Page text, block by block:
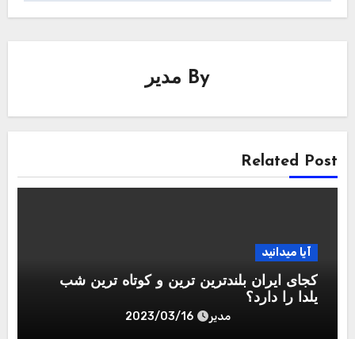
By مدیر
Related Post
آیا میدانید
کجای ایران بلندترین ترین و کوتاه ترین شب
یلدا را دارد؟
مدیر 2023/03/16